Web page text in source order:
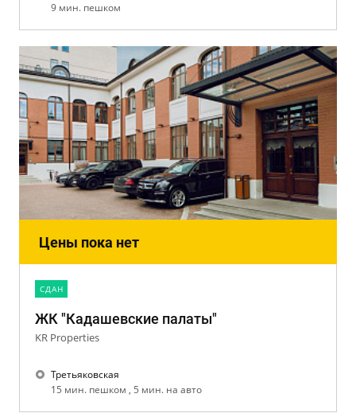
9 мин. пешком
Цены пока нет
CДАН
ЖК "Кадашевские палаты"
KR Properties
Третьяковская
15 мин. пешком , 5 мин. на авто